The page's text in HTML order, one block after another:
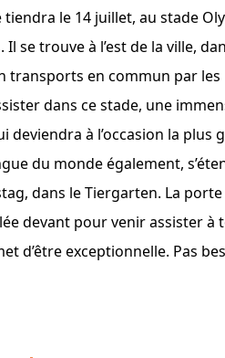
le 14 juillet, au stade
Il se trouve à l’est de la ville,
transports en commun par
dans ce stade, une
deviendra à l’occasion la
du monde également,
dans le Tiergarten. La
devant pour venir assister à
d’être exceptionnelle. Pas